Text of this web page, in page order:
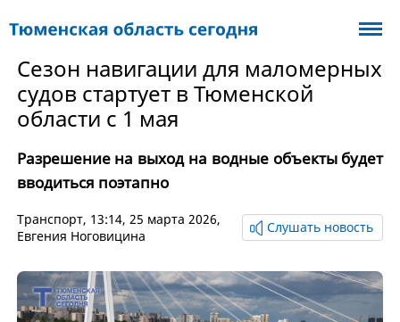
Сезон навигации для маломерных
судов стартует в Тюменской
области с 1 мая
Разрешение на выход на водные объекты будет
вводиться поэтапно
Транспорт, 13:14, 25 марта 2026,
Евгения Ноговицина
Слушать новость